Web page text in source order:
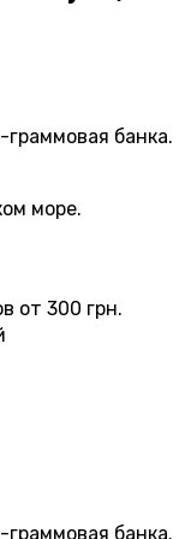
банка.
море.
от 300 грн.
банка.